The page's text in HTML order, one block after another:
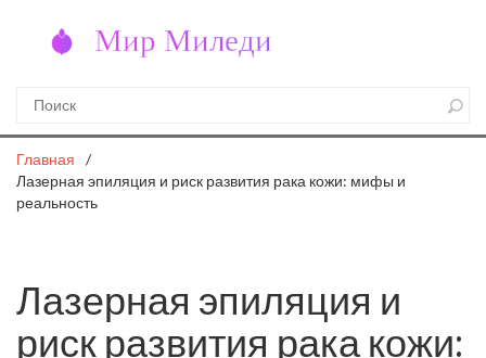
Главная
Лазерная эпиляция и риск развития рака кожи: мифы и
реальность
Лазерная эпиляция и
риск развития рака кожи: